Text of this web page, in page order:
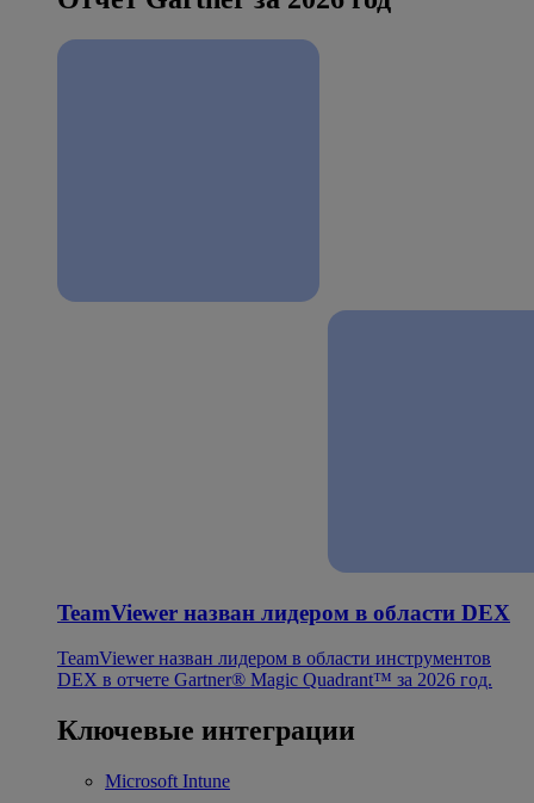
TeamViewer назван лидером в области DEX
TeamViewer назван лидером в области инструментов
DEX в отчете Gartner® Magic Quadrant™ за 2026 год.
Ключевые интеграции
Microsoft Intune